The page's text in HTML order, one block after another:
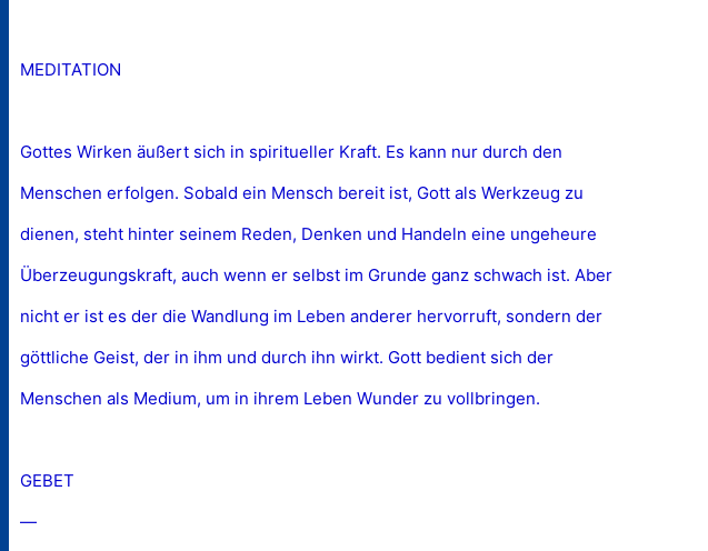
MEDITATION
Gottes Wirken äußert sich in spiritueller Kraft. Es kann nur durch den
Menschen erfolgen. Sobald ein Mensch bereit ist, Gott als Werkzeug zu
dienen, steht hinter seinem Reden, Denken und Handeln eine ungeheure
Überzeugungskraft, auch wenn er selbst im Grunde ganz schwach ist. Aber
nicht er ist es der die Wandlung im Leben anderer hervorruft, sondern der
göttliche Geist, der in ihm und durch ihn wirkt. Gott bedient sich der
Menschen als Medium, um in ihrem Leben Wunder zu vollbringen.
GEBET
—